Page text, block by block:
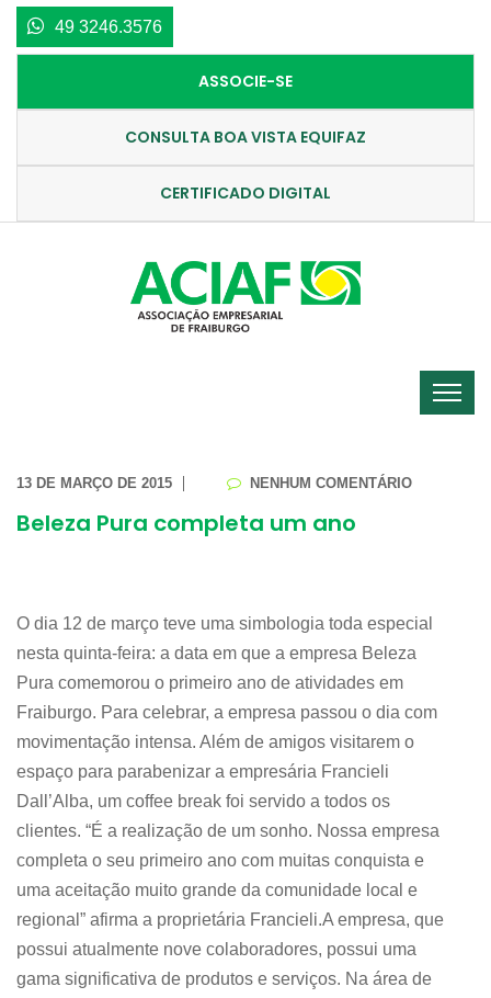
49 3246.3576
ASSOCIE-SE
CONSULTA BOA VISTA EQUIFAZ
CERTIFICADO DIGITAL
13 DE MARÇO DE 2015 NENHUM COMENTÁRIO
Beleza Pura completa um ano
O dia 12 de março teve uma simbologia toda especial
nesta quinta-feira: a data em que a empresa Beleza
Pura comemorou o primeiro ano de atividades em
Fraiburgo. Para celebrar, a empresa passou o dia com
movimentação intensa. Além de amigos visitarem o
espaço para parabenizar a empresária Francieli
Dall’Alba, um coffee break foi servido a todos os
clientes. “É a realização de um sonho. Nossa empresa
completa o seu primeiro ano com muitas conquista e
uma aceitação muito grande da comunidade local e
regional” afirma a proprietária Francieli.A empresa, que
possui atualmente nove colaboradores, possui uma
gama significativa de produtos e serviços. Na área de